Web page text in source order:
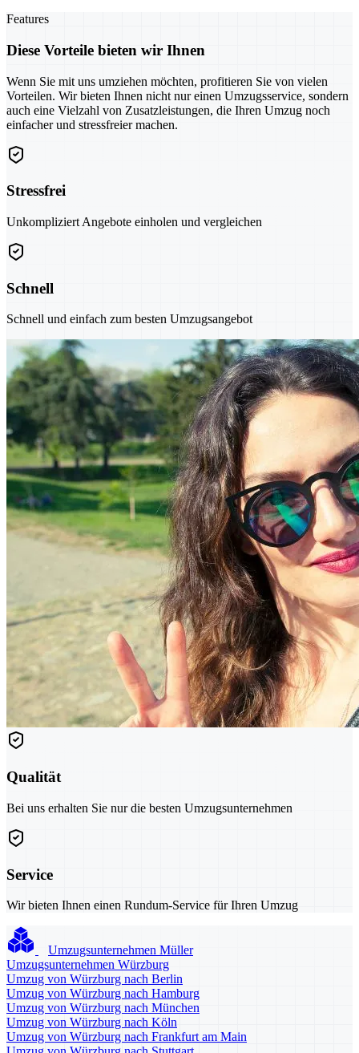
Features
Diese Vorteile bieten wir Ihnen
Wenn Sie mit uns umziehen möchten, profitieren Sie von vielen
Vorteilen. Wir bieten Ihnen nicht nur einen Umzugsservice, sondern
auch eine Vielzahl von Zusatzleistungen, die Ihren Umzug noch
einfacher und stressfreier machen.
Stressfrei
Unkompliziert Angebote einholen und vergleichen
Schnell
Schnell und einfach zum besten Umzugsangebot
Qualität
Bei uns erhalten Sie nur die besten Umzugsunternehmen
Service
Wir bieten Ihnen einen Rundum-Service für Ihren Umzug
Umzugsunternehmen Müller
Umzugsunternehmen Würzburg
Umzug von Würzburg nach Berlin
Umzug von Würzburg nach Hamburg
Umzug von Würzburg nach München
Umzug von Würzburg nach Köln
Umzug von Würzburg nach Frankfurt am Main